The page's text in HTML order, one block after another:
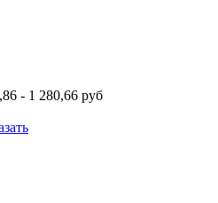
- 1 280,66 руб